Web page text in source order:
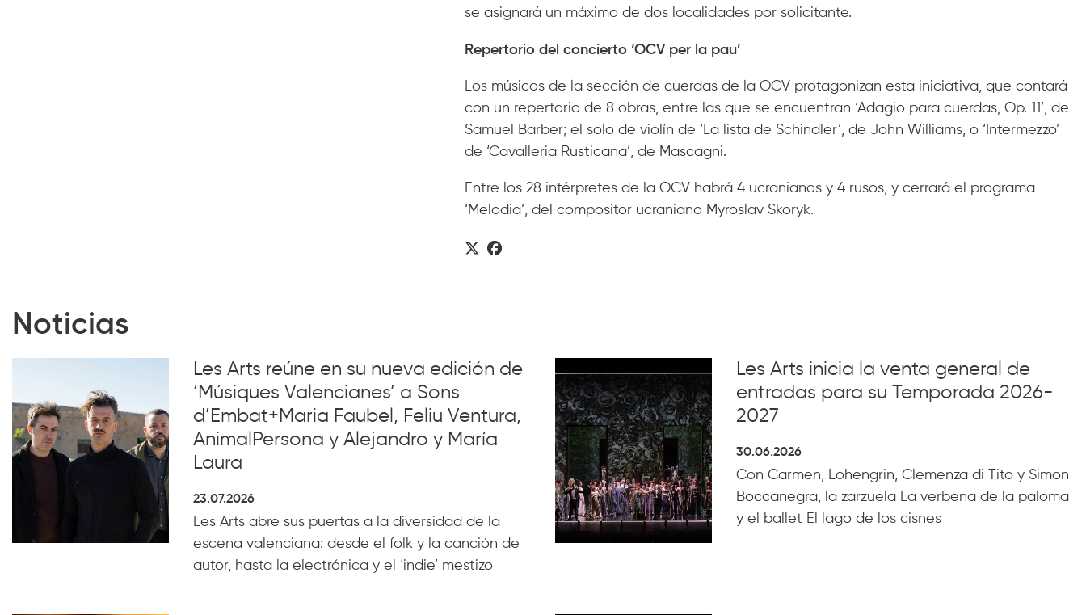
se asignará un máximo de dos localidades por solicitante.
Repertorio del concierto ‘OCV per la pau’
Los músicos de la sección de cuerdas de la OCV protagonizan esta iniciativa, que contará
con un repertorio de 8 obras, entre las que se encuentran ‘Adagio para cuerdas, Op. 11’, de
Samuel Barber; el solo de violín de ‘La lista de Schindler’, de John Williams, o ‘Intermezzo’
de ‘Cavalleria Rusticana’, de Mascagni.
Entre los 28 intérpretes de la OCV habrá 4 ucranianos y 4 rusos, y cerrará el programa
‘Melodia’, del compositor ucraniano Myroslav Skoryk.
Noticias
Les Arts reúne en su nueva edición de
‘Músiques Valencianes’ a Sons
d’Embat+Maria Faubel, Feliu Ventura,
AnimalPersona y Alejandro y María
Laura
23.07.2026
Les Arts abre sus puertas a la diversidad de la
escena valenciana: desde el folk y la canción de
autor, hasta la electrónica y el ‘indie’ mestizo
Les Arts inicia la venta general de
entradas para su Temporada 2026-
2027
30.06.2026
Con Carmen, Lohengrin, Clemenza di Tito y Simon
Boccanegra, la zarzuela La verbena de la paloma
y el ballet El lago de los cisnes